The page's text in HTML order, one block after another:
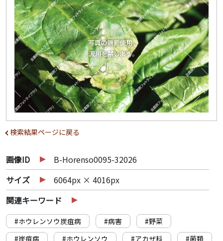
検索結果ページに戻る
画像ID
B-Horenso0095-32026
サイズ
6064px × 4016px
関連キーワード
#ホウレンソウ炭疽病 #病害
#野菜
#炭疽病
#ホウレンソウ #アカザ科 #菌類